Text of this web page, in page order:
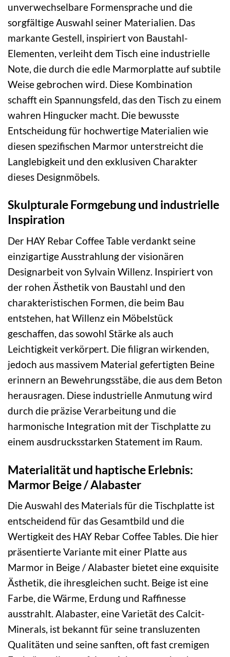
unverwechselbare Formensprache und die
sorgfältige Auswahl seiner Materialien. Das
markante Gestell, inspiriert von Baustahl-
Elementen, verleiht dem Tisch eine industrielle
Note, die durch die edle Marmorplatte auf subtile
Weise gebrochen wird. Diese Kombination
schafft ein Spannungsfeld, das den Tisch zu einem
wahren Hingucker macht. Die bewusste
Entscheidung für hochwertige Materialien wie
diesen spezifischen Marmor unterstreicht die
Langlebigkeit und den exklusiven Charakter
dieses Designmöbels.
Skulpturale Formgebung und industrielle
Inspiration
Der HAY Rebar Coffee Table verdankt seine
einzigartige Ausstrahlung der visionären
Designarbeit von Sylvain Willenz. Inspiriert von
der rohen Ästhetik von Baustahl und den
charakteristischen Formen, die beim Bau
entstehen, hat Willenz ein Möbelstück
geschaffen, das sowohl Stärke als auch
Leichtigkeit verkörpert. Die filigran wirkenden,
jedoch aus massivem Material gefertigten Beine
erinnern an Bewehrungsstäbe, die aus dem Beton
herausragen. Diese industrielle Anmutung wird
durch die präzise Verarbeitung und die
harmonische Integration mit der Tischplatte zu
einem ausdrucksstarken Statement im Raum.
Materialität und haptische Erlebnis:
Marmor Beige / Alabaster
Die Auswahl des Materials für die Tischplatte ist
entscheidend für das Gesamtbild und die
Wertigkeit des HAY Rebar Coffee Tables. Die hier
präsentierte Variante mit einer Platte aus
Marmor in Beige / Alabaster bietet eine exquisite
Ästhetik, die ihresgleichen sucht. Beige ist eine
Farbe, die Wärme, Erdung und Raffinesse
ausstrahlt. Alabaster, eine Varietät des Calcit-
Minerals, ist bekannt für seine transluzenten
Qualitäten und seine sanften, oft fast cremigen